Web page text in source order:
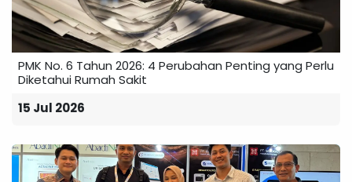
PMK No. 6 Tahun 2026: 4 Perubahan Penting yang Perlu
Diketahui Rumah Sakit
15 Jul 2026